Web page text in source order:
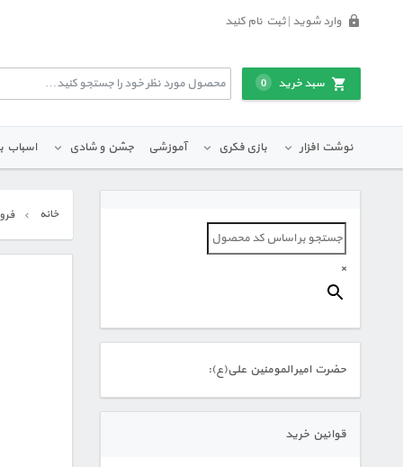
وارد شوید | ثبت نام کنید
سبد خرید 0
نوشت افزار بازی فکری آموزشی جشن و شادی اسباب
×
حضرت امیر المومنین علی(ع):
قوانین خرید
خانه